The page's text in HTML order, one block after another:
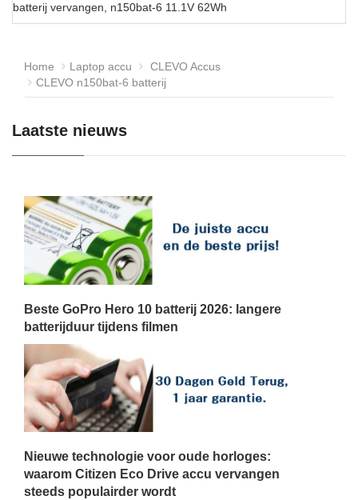
batterij vervangen, n150bat-6 11.1V 62Wh
Home Laptop accu
CLEVO Accus
CLEVO n150bat-6 batterij
Laatste nieuws
Beste GoPro Hero 10 batterij 2026: langere
batterijduur tijdens filmen
Nieuwe technologie voor oude horloges:
waarom Citizen Eco Drive accu vervangen
steeds populairder wordt